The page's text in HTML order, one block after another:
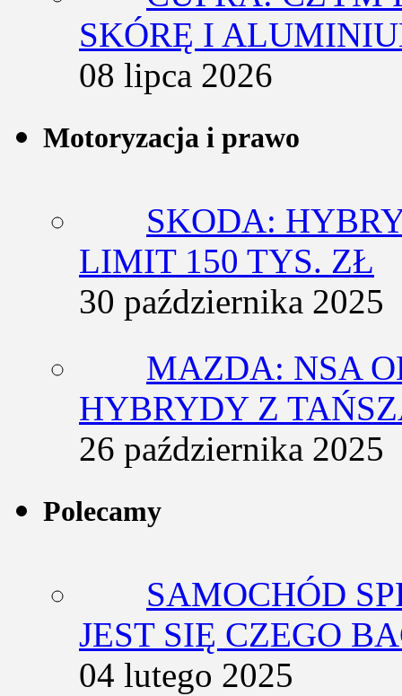
SKÓRĘ I
08 lipca 2026
Motoryzacja i prawo
SKODA:
LIMIT 150 TYS. ZŁ
30 października 2025
MAZDA: NSA
HYBRYDY Z
26 października 2025
Polecamy
SAMOCHÓD
JEST SIĘ CZEGO
04 lutego 2025